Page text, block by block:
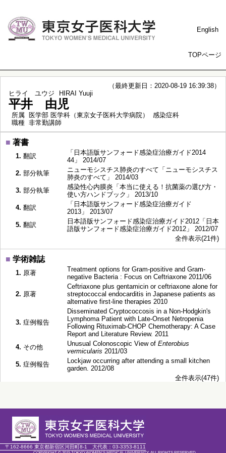
English
TOPページ
（最終更新日：2020-08-19 16:39:38）
ヒライ ユウジ
HIRAI Yuuji
平井 由児
所属 医学部 医学科（東京女子医科大学病院） 感染症科
職種 非常勤講師
■ 著書
1. 翻訳
「日本語版サンフォード感染症治療ガイド2014
44」 2014/07
2. 部分執筆
ニューモシスチス肺炎のすべて「ニューモシスチス
肺炎のすべて」 2014/03
3. 部分執筆
感染性心内膜炎「本当に使える！抗菌薬の選び方・
使い方ハンドブック」 2013/10
4. 翻訳
「日本語版サンフォード感染症治療ガイド
2013」 2013/07
5. 翻訳
日本語版サンフォード感染症治療ガイド2012「日本
語版サンフォード感染症治療ガイド2012」 2012/07
全件表示(21件)
■ 学術雑誌
1. 原著
Treatment options for Gram-positive and Gram-
negative Bacteria : Focus on Ceftriaxone 2011/06
2. 原著
Ceftriaxone plus gentamicin or ceftriaxone alone for
streptococcal endocarditis in Japanese patients as
alternative first-line therapies 2010
3. 症例報告
Disseminated Cryptococcosis in a Non-Hodgkin's
Lymphoma Patient with Late-Onset Netropenia
Following Rituximab-CHOP Chemotherapy: A Case
Report and Literature Review. 2011
4. その他 Unusual Colonoscopic View of Enterobius
vermicularis 2011/03
5. 症例報告
Lockjaw occurring after attending a small kitchen
garden. 2012/08
全件表示(47件)
当院におけるHIV感染者でのA型肝炎の現状～ワクチン接種および
接種後抗体価の検討 （口頭，一般） 2019/11/28
2. 当院における梅毒の状況 梅毒特異的遺伝子検査の応用を含め
て （口頭，一般） 2018/12/03
3. HIVによる食道潰瘍の一例 （口頭，一般） 2017/11
〒162-8666 東京都新宿区河田町8-1 大代表： 03-3353-8111